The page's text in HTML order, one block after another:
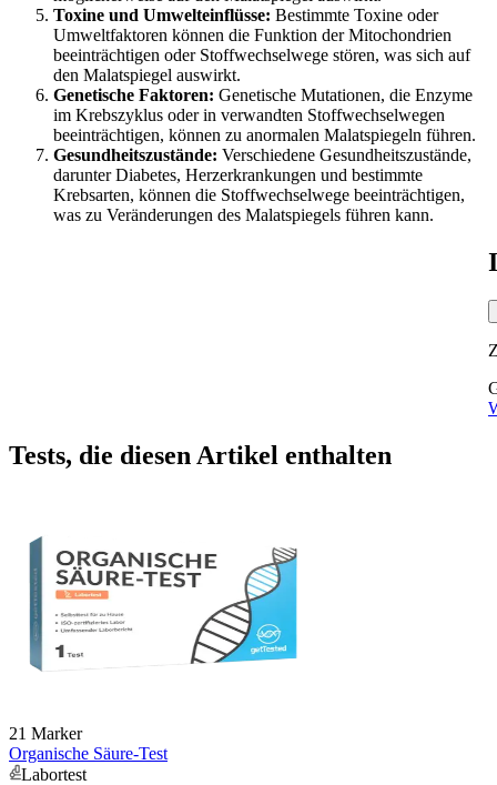
Toxine und Umwelteinflüsse: Bestimmte Toxine oder
Umweltfaktoren können die Funktion der Mitochondrien
beeinträchtigen oder Stoffwechselwege stören, was sich auf
den Malatspiegel auswirkt.
Genetische Faktoren: Genetische Mutationen, die Enzyme
im Krebszyklus oder in verwandten Stoffwechselwegen
beeinträchtigen, können zu anormalen Malatspiegeln führen.
Gesundheitszustände: Verschiedene Gesundheitszustände,
darunter Diabetes, Herzerkrankungen und bestimmte
Krebsarten, können die Stoffwechselwege beeinträchtigen,
was zu Veränderungen des Malatspiegels führen kann.
Tests, die diesen Artikel enthalten
21 Marker
Organische Säure-Test
Labortest